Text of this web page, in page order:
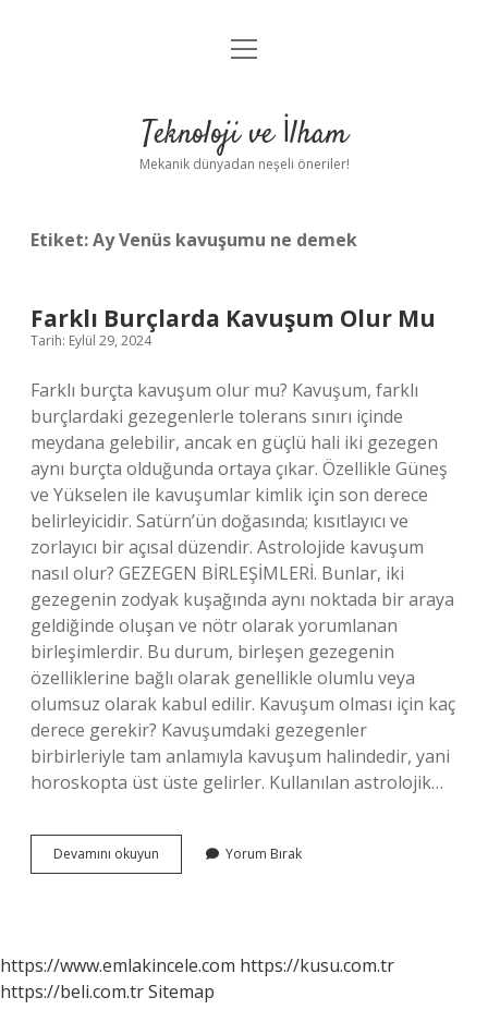
Anasayfa
Yasal Uyarı
menüyü
Teknoloji ve İlham
Mekanik dünyadan neşeli öneriler!
Etiket:Ay Venüs kavuşumu ne demek
Farklı Burçlarda Kavuşum Olur Mu
Tarih: Eylül 29, 2024
Farklı burçta kavuşum olur mu? Kavuşum, farklı
burçlardaki gezegenlerle tolerans sınırı içinde
meydana gelebilir, ancak en güçlü hali iki gezegen
aynı burçta olduğunda ortaya çıkar. Özellikle Güneş
ve Yükselen ile kavuşumlar kimlik için son derece
belirleyicidir. Satürn’ün doğasında; kısıtlayıcı ve
zorlayıcı bir açısal düzendir. Astrolojide kavuşum
nasıl olur? GEZEGEN BİRLEŞİMLERİ. Bunlar, iki
gezegenin zodyak kuşağında aynı noktada bir araya
geldiğinde oluşan ve nötr olarak yorumlanan
birleşimlerdir. Bu durum, birleşen gezegenin
özelliklerine bağlı olarak genellikle olumlu veya
olumsuz olarak kabul edilir. Kavuşum olması için kaç
derece gerekir? Kavuşumdaki gezegenler
birbirleriyle tam anlamıyla kavuşum halindedir, yani
horoskopta üst üste gelirler. Kullanılan astrolojik…
Devamını okuyun
Burçlarda
Yorum Bırak
https://www.emlakincele.com https://kusu.com.tr
https://beli.com.trSitemap